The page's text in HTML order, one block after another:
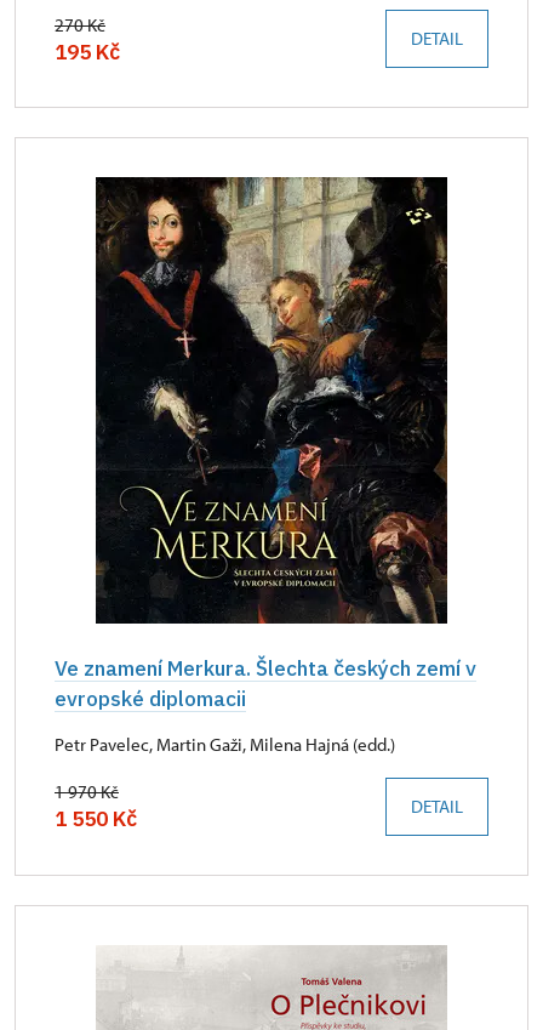
270 Kč
195 Kč DETAIL
Ve znamení Merkura. Šlechta českých zemí v
evropské diplomacii
Petr Pavelec, Martin Gaži, Milena Hajná (edd.)
1 970 Kč
1 550 Kč DETAIL